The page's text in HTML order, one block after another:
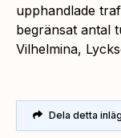
upphandlade
begränsat antal
Vilhelmina,
Dela detta